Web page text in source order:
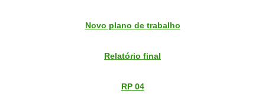
Novo plano de trabalho
Relatório final
RP 04